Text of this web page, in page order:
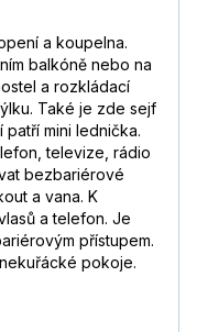
a koupelna.
balkóně nebo na
a rozkládací
Také je zde sejf
patří mini lednička.
televize, rádio
bezbariérové
a vana. K
a telefon. Je
přístupem.
pokoje.